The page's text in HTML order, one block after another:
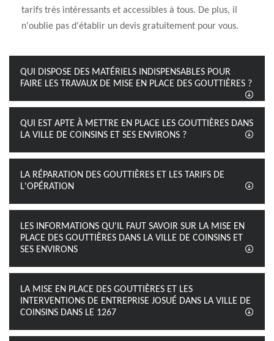
tarifs très intéressants et accessibles à tous. De plus, il
n'oublie pas d'établir un devis gratuitement pour vous.
QUI DISPOSE DES MATÉRIELS INDISPENSABLES POUR
FAIRE LES TRAVAUX DE MISE EN PLACE DES GOUTTIÈRES ?
QUI EST APTE À METTRE EN PLACE LES GOUTTIÈRES DANS
LA VILLE DE COINSINS ET SES ENVIRONS ?
LA RÉPARATION DES GOUTTIÈRES ET LES TARIFS DE
L'OPÉRATION
LES INFORMATIONS QU'IL FAUT SAVOIR SUR LA MISE EN
PLACE DES GOUTTIÈRES DANS LA VILLE DE COINSINS ET
SES ENVIRONS
LA MISE EN PLACE DES GOUTTIÈRES ET LES
INTERVENTIONS DE ENTREPRISE JOSUÉ DANS LA VILLE DE
COINSINS DANS LE 1267